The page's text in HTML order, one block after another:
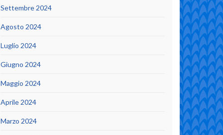
Settembre 2024
Agosto 2024
Luglio 2024
Giugno 2024
Maggio 2024
Aprile 2024
Marzo 2024